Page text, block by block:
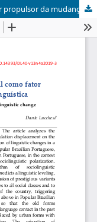
O deslocamento populacional como fator propulsor da mudança linguística